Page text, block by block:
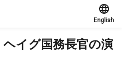
English
イグ国務長官の演